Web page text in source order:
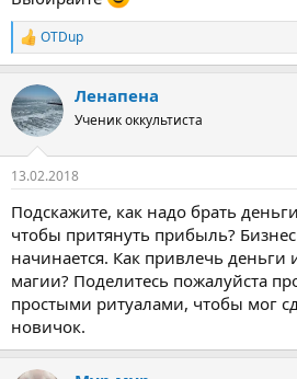
Р
е
к
ц
и
OTDup
Ленапена
Ученик оккультиста
13.02.2018
Подскажите, как надо брать
чтобы притянуть прибыль?
начинается. Как привлечь
магии? Поделитесь пожалуйста
простыми ритуалами, чтобы мог
новичок.